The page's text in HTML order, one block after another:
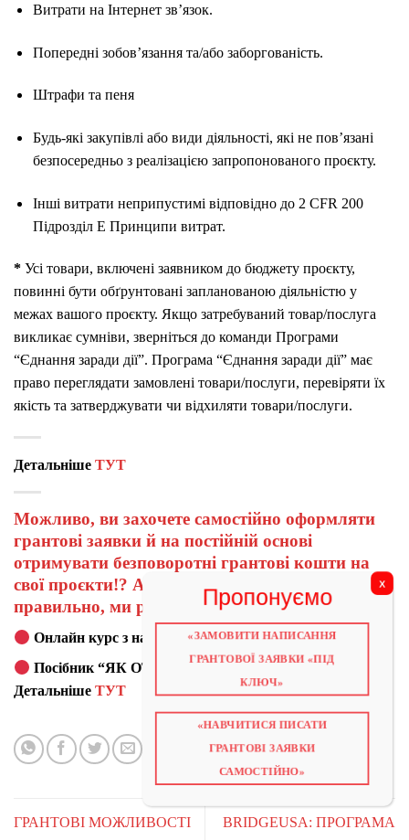
Витрати на Інтернет зв’язок.
Попередні зобов’язання та/або заборгованість.
Штрафи та пеня
Будь-які закупівлі або види діяльності, які не пов’язані
безпосередньо з реалізацією запропонованого проєкту.
Інші витрати неприпустимі відповідно до 2 CFR 200
Підрозділ E Принципи витрат.
* Усі товари, включені заявником до бюджету проєкту,
повинні бути обґрунтовані запланованою діяльністю у
межах вашого проєкту. Якщо затребуваний товар/послуга
викликає сумніви, зверніться до команди Програми
“Єднання заради дії”. Програма “Єднання заради дії” має
право переглядати замовлені товари/послуги, перевіряти їх
якість та затверджувати чи відхиляти товари/послуги.
Детальніше ТУТ
Можливо, ви захочете самостійно оформляти
грантові заявки й на постійній основі
отримувати безповоротні грантові кошти на
свої проєкти!? А щоб ви навчилися робити це
правильно, ми розробили для вас:
Онлайн курс з написання грантових проєктів
Посібник “ЯК ОТРИМАТИ ГРАНТ!”
Детальніше ТУТ
ГРАНТОВІ МОЖЛИВОСТІ
BRIDGEUSA: ПРОГРАМА
«ЗАМОВИТИ НАПИСАННЯ
ГРАНТОВОЇ ЗАЯВКИ «ПІД
КЛЮЧ»
«НАВЧИТИСЯ ПИСАТИ
ГРАНТОВІ ЗАЯВКИ
САМОСТІЙНО»